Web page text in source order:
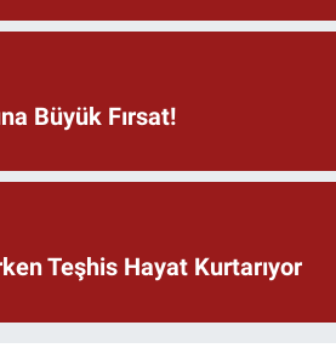
Büyük Fırsat!
Teşhis Hayat Kurtarıyor